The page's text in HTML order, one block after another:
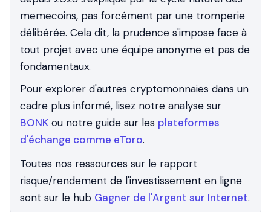
memecoins, pas forcément par une tromperie
délibérée. Cela dit, la prudence s'impose face à
tout projet avec une équipe anonyme et pas de
fondamentaux.
Pour explorer d'autres cryptomonnaies dans un
cadre plus informé, lisez notre analyse sur
BONK ou notre guide sur les plateformes
d'échange comme eToro.
Toutes nos ressources sur le rapport
risque/rendement de l'investissement en ligne
sont sur le hub Gagner de l'Argent sur Internet.